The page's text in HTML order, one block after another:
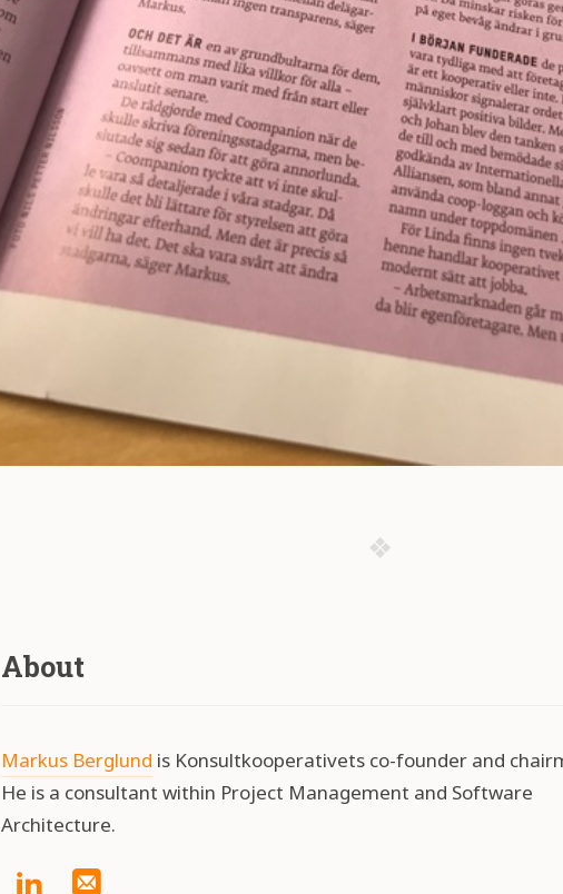
About
Markus Berglund is Konsultkooperativets co-founder and
He is a consultant within Project Management and Software
Architecture.
Social:
LinkedIn
Email